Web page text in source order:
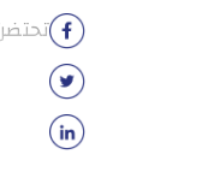
تحتضن